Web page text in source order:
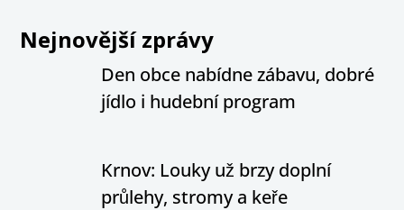
Nejnovější zprávy
Den obce nabídne zábavu, dobré
jídlo i hudební program
Krnov: Louky už brzy doplní
průlehy, stromy a keře